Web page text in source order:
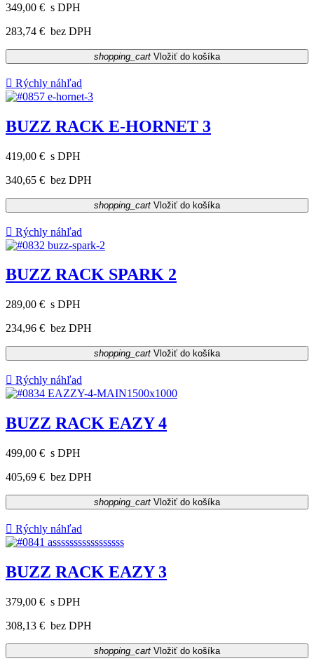
349,00 € s DPH
283,74 € bez DPH
shopping_cart Vložiť do košíka
 Rýchly náhľad
BUZZ RACK E-HORNET 3
419,00 € s DPH
340,65 € bez DPH
shopping_cart Vložiť do košíka
 Rýchly náhľad
BUZZ RACK SPARK 2
289,00 € s DPH
234,96 € bez DPH
shopping_cart Vložiť do košíka
 Rýchly náhľad
BUZZ RACK EAZY 4
499,00 € s DPH
405,69 € bez DPH
shopping_cart Vložiť do košíka
 Rýchly náhľad
BUZZ RACK EAZY 3
379,00 € s DPH
308,13 € bez DPH
shopping_cart Vložiť do košíka